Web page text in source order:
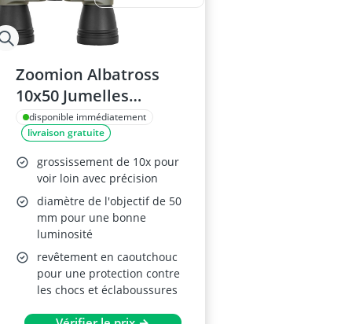
Zoomion Albatross
10x50 Jumelles
compactes
disponible immédiatement
livraison gratuite
grossissement de 10x pour
voir loin avec précision
diamètre de l'objectif de 50
mm pour une bonne
luminosité
revêtement en caoutchouc
pour une protection contre
les chocs et éclaboussures